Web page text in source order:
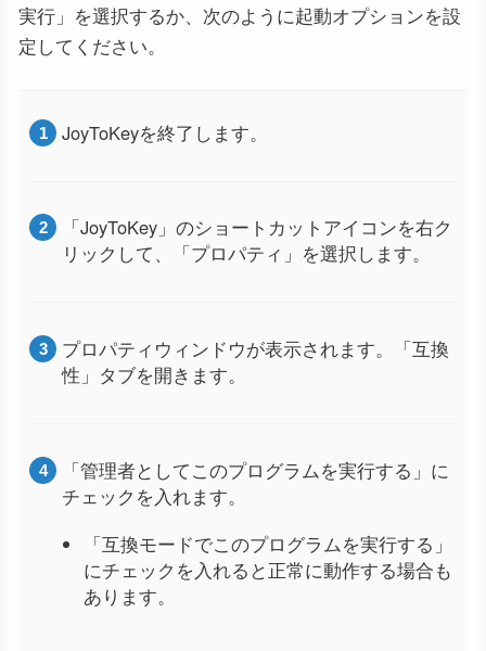
実行」を選択するか、次のように起動オプションを設
定してください。
JoyToKeyを終了します。
「JoyToKey」のショートカットアイコンを右ク
リックして、「プロパティ」を選択します。
プロパティウィンドウが表示されます。「互換
性」タブを開きます。
「管理者としてこのプログラムを実行する」に
チェックを入れます。
「互換モードでこのプログラムを実行する」
にチェックを入れると正常に動作する場合も
あります。